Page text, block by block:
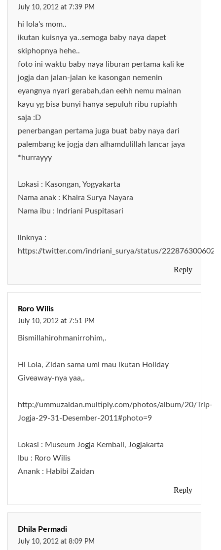
July 10, 2012 at 7:39 PM
hi lola's mom..
ikutan kuisnya ya..semoga baby naya dapet
skiphopnya hehe..
foto ini waktu baby naya liburan pertama kali ke
jogja dan jalan-jalan ke kasongan nemenin
eyangnya nyari gerabah,dan eehh nemu mainan
kayu yg bisa bunyi hanya sepuluh ribu rupiahh
saja :D
penerbangan pertama juga buat baby naya dari
palembang ke jogja dan alhamdulillah lancar jaya
*hurrayyy
Lokasi : Kasongan, Yogyakarta
Nama anak : Khaira Surya Nayara
Nama ibu : Indriani Puspitasari
linknya :
https://twitter.com/indriani_surya/status/
Reply
Roro Wilis
July 10, 2012 at 7:51 PM
Bismillahirohmanirrohim,.
Hi Lola, Zidan sama umi mau ikutan Holiday
Giveaway-nya yaa,.
http://ummuzaidan.multiply.com/photos/album/20/Trip-
Jogja-29-31-Desember-2011#photo=9
Lokasi : Museum Jogja Kembali, Jogjakarta
Ibu : Roro Wilis
Anank : Habibi Zaidan
Reply
Dhila Permadi
July 10, 2012 at 8:09 PM